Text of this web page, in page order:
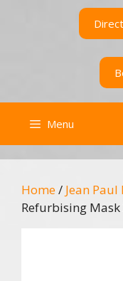
Menu
Home/ Jean Paul
Refurbising